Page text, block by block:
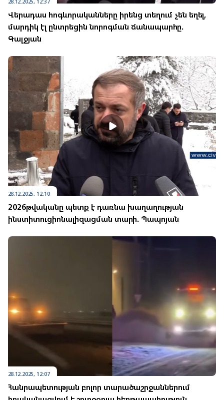
Վերադաս հոգևորականները իրենց տեղում չեն եղել,
մարդիկ էլ ընտրեցին նորոգման ճանապարհը.
Գալջյան
28.12.2025, 12:10
2026թվականը պետք է դառնա խաղաղության
ինստիտուցիոնալիզացման տարի. Պապոյան
28.12.2025, 12:07
Հանրապետության բոլոր տարածաշրջաններում